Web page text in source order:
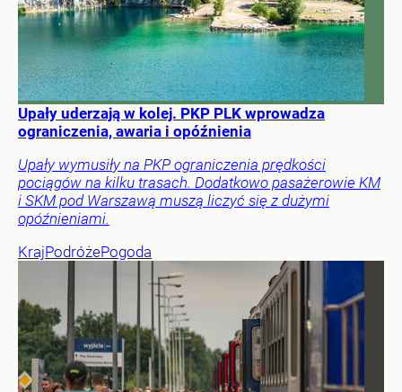
Upały uderzają w kolej. PKP PLK wprowadza
ograniczenia, awaria i opóźnienia
Upały wymusiły na PKP ograniczenia prędkości
pociągów na kilku trasach. Dodatkowo pasażerowie KM
i SKM pod Warszawą muszą liczyć się z dużymi
opóźnieniami.
KrajPodróżePogoda